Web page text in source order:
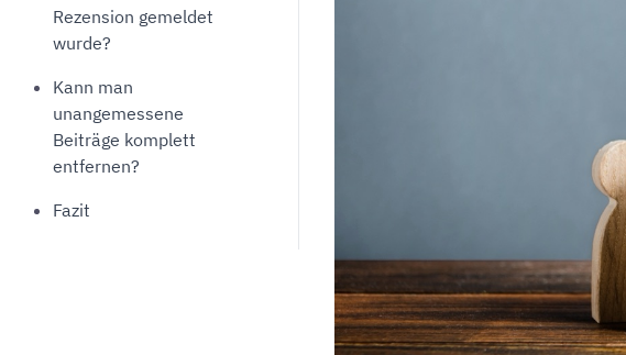
Rezension gemeldet
wurde?
Kann man
unangemessene
Beiträge komplett
entfernen?
Fazit